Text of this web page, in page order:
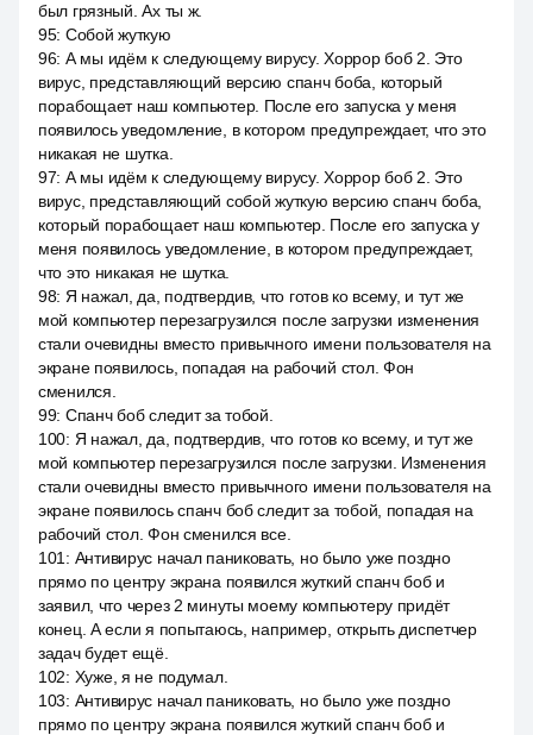
был грязный. Ах ты ж.
95: Собой жуткую
96: А мы идём к следующему вирусу. Хоррор боб 2. Это
вирус, представляющий версию спанч боба, который
порабощает наш компьютер. После его запуска у меня
появилось уведомление, в котором предупреждает, что это
никакая не шутка.
97: А мы идём к следующему вирусу. Хоррор боб 2. Это
вирус, представляющий собой жуткую версию спанч боба,
который порабощает наш компьютер. После его запуска у
меня появилось уведомление, в котором предупреждает,
что это никакая не шутка.
98: Я нажал, да, подтвердив, что готов ко всему, и тут же
мой компьютер перезагрузился после загрузки изменения
стали очевидны вместо привычного имени пользователя на
экране появилось, попадая на рабочий стол. Фон
сменился.
99: Спанч боб следит за тобой.
100: Я нажал, да, подтвердив, что готов ко всему, и тут же
мой компьютер перезагрузился после загрузки. Изменения
стали очевидны вместо привычного имени пользователя на
экране появилось спанч боб следит за тобой, попадая на
рабочий стол. Фон сменился все.
101 : Антивирус начал паниковать, но было уже поздно
прямо по центру экрана появился жуткий спанч боб и
заявил, что через 2 минуты моему компьютеру придёт
конец. А если я попытаюсь, например, открыть диспетчер
задач будет ещё.
102: Хуже, я не подумал.
103: Антивирус начал паниковать, но было уже поздно
прямо по центру экрана появился жуткий спанч боб и